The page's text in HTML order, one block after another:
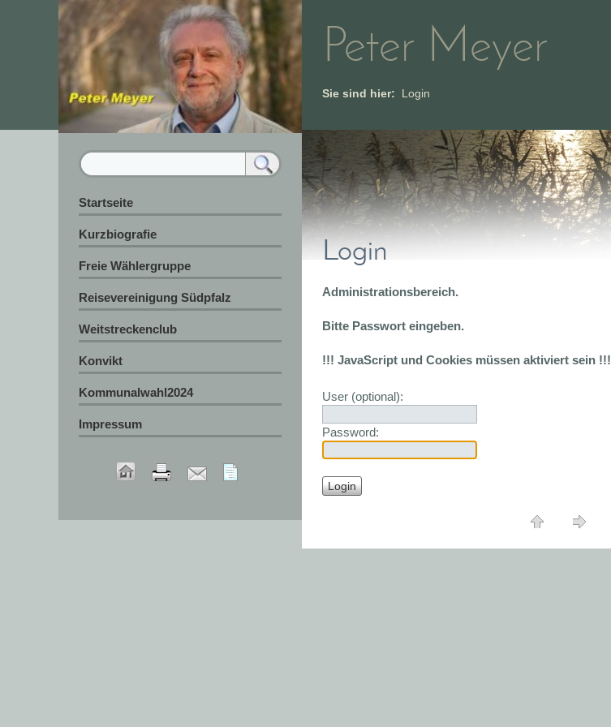
Peter Meyer
Sie sind hier: Login
Login
Administrationsbereich.
Bitte Passwort eingeben.
!!! JavaScript und Cookies müssen aktiviert sein !!!
User (optional):
Password:
Startseite
Kurzbiografie
Freie Wählergruppe
Reisevereinigung Südpfalz
Weitstreckenclub
Konvikt
Kommunalwahl2024
Impressum